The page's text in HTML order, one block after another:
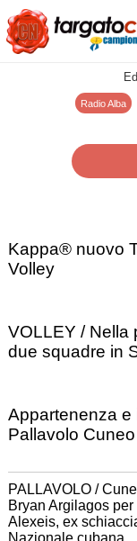
Radio Alba
Kappa® nuovo
Volley
VOLLEY / Nella
due squadre in
Appartenenza e
Pallavolo Cuneo
PALLAVOLO /
Bryan Argilagos
Alexeis, ex
Nazionale cubana